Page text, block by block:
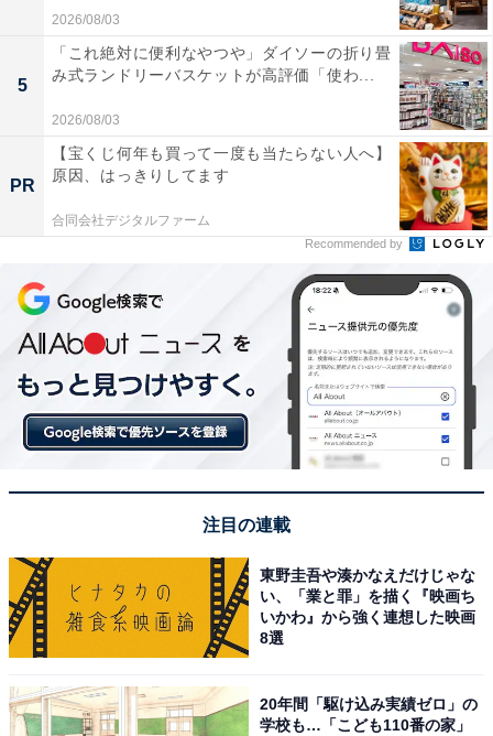
も行きたい場所、それは……。
「絶対にダイソーです!!」
——今やアメリカ国内に120店舗以上を構えるダイソー
ですが、アメリカ東部に初めて店舗ができたのは2019年
「昔はアメリカにダイソーがありませんでした。だから
日本のダイソーで買った商品をわざわざアメリカへ送っ
ていました。今は店舗ができましたが、行く度に毎回
100ドル以上使ってしまいます。そのおかげで今はダイ
ソー公式インフルエンサーをさせてもらっています」
2026/08/03
5
「これ絶対に便利なやつや」ダイソーの折り畳
み式ランドリーバスケットが高評価「使わ...
2026/08/03
PR
【宝くじ何年も買って一度も当たらない人へ】
原因、はっきりしてます
合同会社デジタルファーム
Recommended by
注目の連載
東野圭吾や湊かなえだけじゃな
い、「業と罪」を描く『映画ち
いかわ』から強く連想した映画
8選
20年間「駆け込み実績ゼロ」の
学校も…「こども110番の家」